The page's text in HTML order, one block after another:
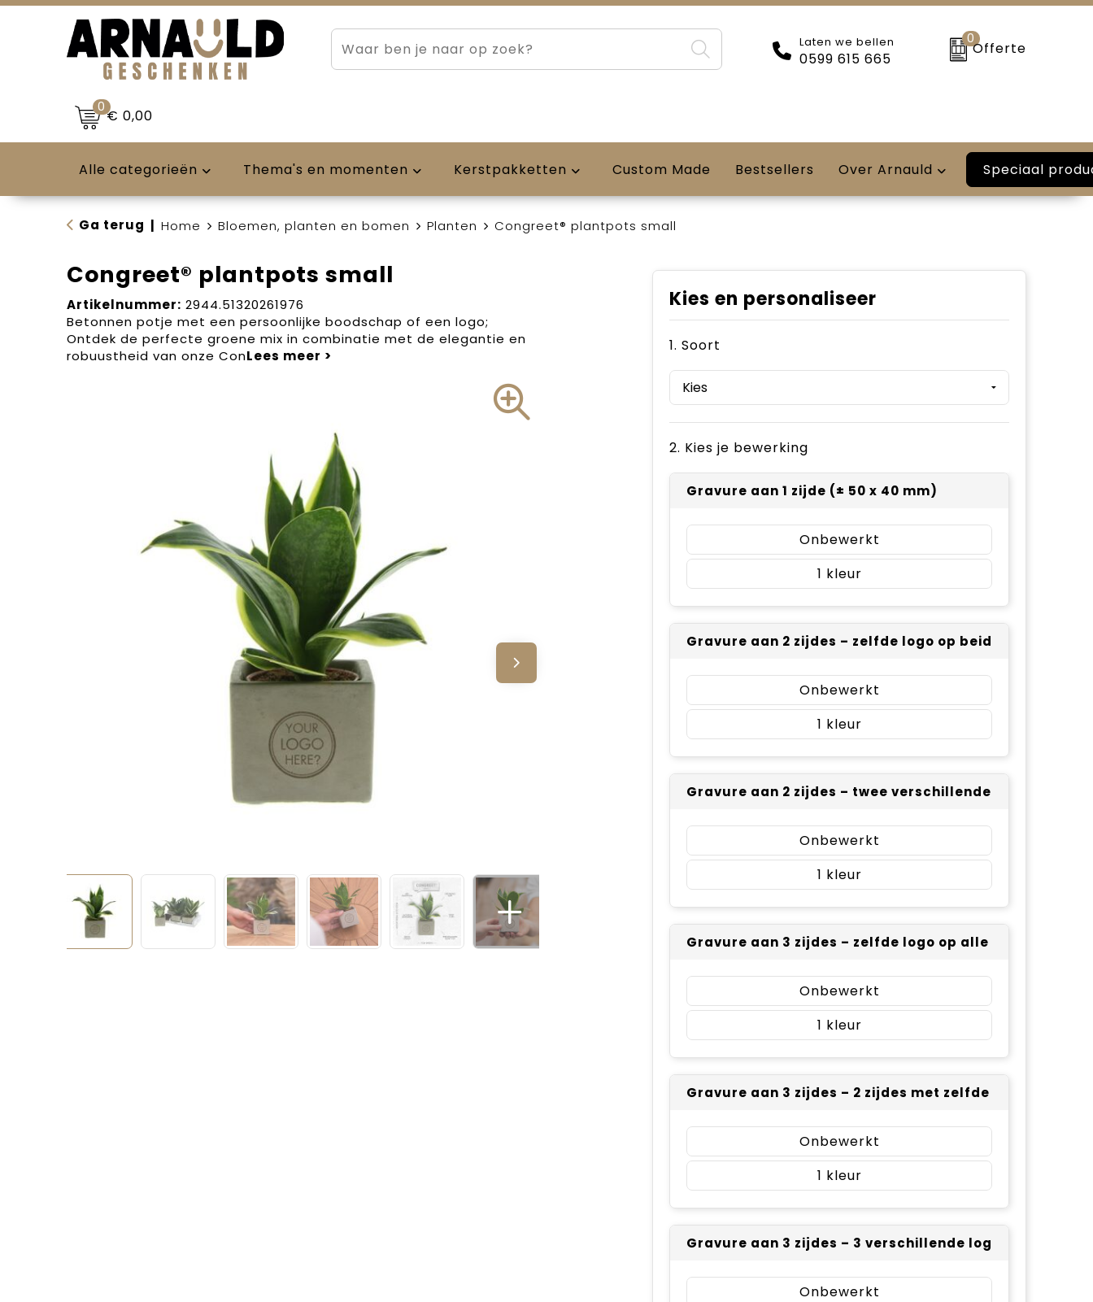
Laten we bellen
0599 615 665
0
Offerte
0€ 0,00
Alle categorieën Thema's en momenten Kerstpakketten Custom Made Bestsellers Over Arnauld Speciaal
Ga terug Home Bloemen, planten en bomen Planten Congreet® plantpots small
Congreet® plantpots small
Artikelnummer: 2944.51320261976
Betonnen potje met een persoonlijke boodschap of een logo;
Ontdek de perfecte groene mix in combinatie met de elegantie en
robuustheid van onze Con
Kies en personaliseer
1. Soort
2. Kies je bewerking
Gravure aan 1 zijde (± 50 x 40 mm)
Onbewerkt
1
Gravure aan 2 zijdes – zelfde logo op beide zijdes (± 50
Onbewerkt
1
Gravure aan 2 zijdes – twee verschillende logo’s (± 50
Onbewerkt
1
Gravure aan 3 zijdes – zelfde logo op alle 3 zijdes (± 50
Onbewerkt
1
Gravure aan 3 zijdes – 2 zijdes met zelfde logo, 1 zijde
Onbewerkt
1
Gravure aan 3 zijdes – 3 verschillende logo’s (± 50 x 40
Onbewerkt